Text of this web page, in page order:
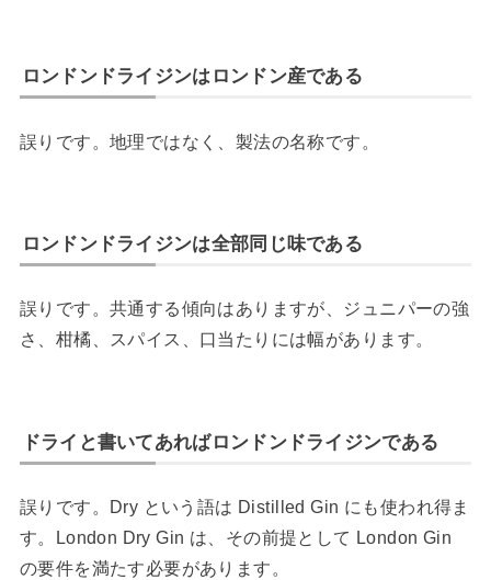
ロンドンドライジンはロンドン産である
誤りです。地理ではなく、製法の名称です。
ロンドンドライジンは全部同じ味である
誤りです。共通する傾向はありますが、ジュニパーの強
さ、柑橘、スパイス、口当たりには幅があります。
ドライと書いてあればロンドンドライジンである
誤りです。Dry という語は Distilled Gin にも使われ得ま
す。London Dry Gin は、その前提として London Gin
の要件を満たす必要があります。